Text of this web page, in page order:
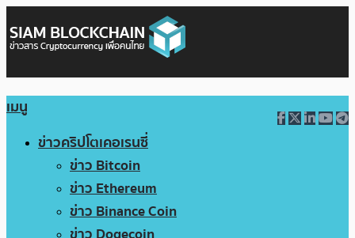
เมนู
ข่าวคริปโตเคอเรนซี่
ข่าว Bitcoin
ข่าว Ethereum
ข่าว Binance Coin